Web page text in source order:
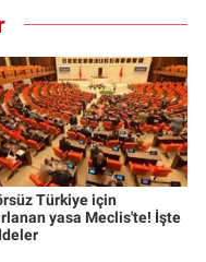
Türkiye için
yasa Meclis'te! İşte